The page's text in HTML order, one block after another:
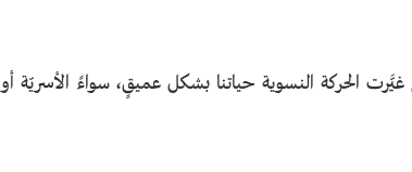
الحركة النسوية حياتنا بشكل عميقٍ، سواءً الأسريّة أو